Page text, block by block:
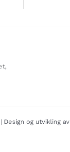
Design og utvikling av